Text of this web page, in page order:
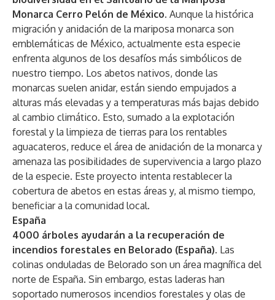
Monarca Cerro Pelón de México. Aunque la histórica
migración y anidación de la mariposa monarca son
emblemáticas de México, actualmente esta especie
enfrenta algunos de los desafíos más simbólicos de
nuestro tiempo. Los abetos nativos, donde las
monarcas suelen anidar, están siendo empujados a
alturas más elevadas y a temperaturas más bajas debido
al cambio climático. Esto, sumado a la explotación
forestal y la limpieza de tierras para los rentables
aguacateros, reduce el área de anidación de la monarca y
amenaza las posibilidades de supervivencia a largo plazo
de la especie. Este proyecto intenta restablecer la
cobertura de abetos en estas áreas y, al mismo tiempo,
beneficiar a la comunidad local.
España
4000 árboles ayudarán a la recuperación de
incendios forestales en Belorado (España). Las
colinas onduladas de Belorado son un área magnífica del
norte de España. Sin embargo, estas laderas han
soportado numerosos incendios forestales y olas de